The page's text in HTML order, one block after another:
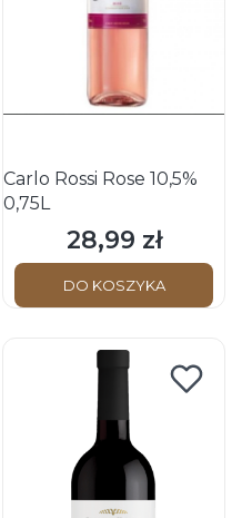
Carlo Rossi Rose 10,5%
0,75L
Cena
28,99 zł
DO KOSZYKA